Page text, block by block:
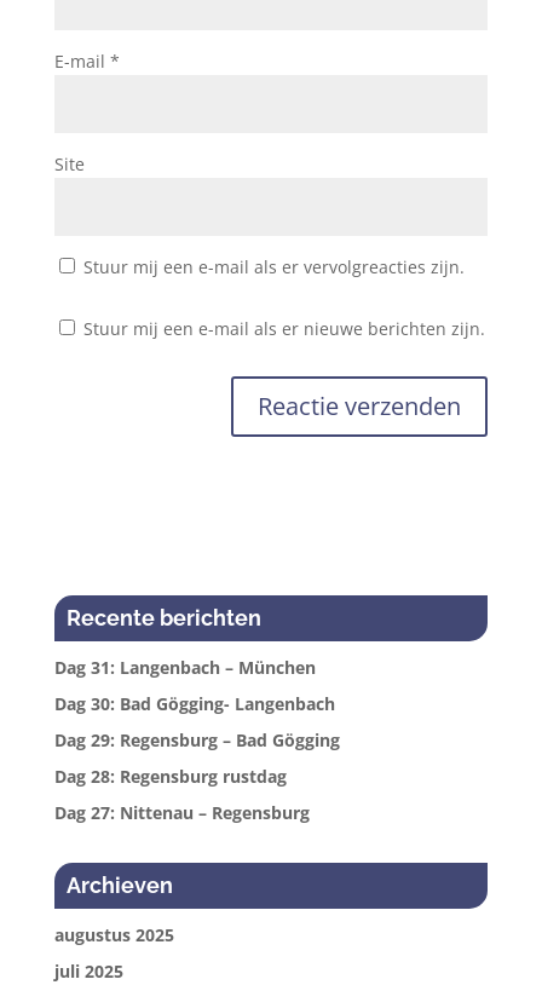
E-mail *
Site
Stuur mij een e-mail als er vervolgreacties zijn.
Stuur mij een e-mail als er nieuwe berichten zijn.
Recente berichten
Dag 31: Langenbach – München
Dag 30: Bad Gögging- Langenbach
Dag 29: Regensburg – Bad Gögging
Dag 28: Regensburg rustdag
Dag 27: Nittenau – Regensburg
Archieven
augustus 2025
juli 2025